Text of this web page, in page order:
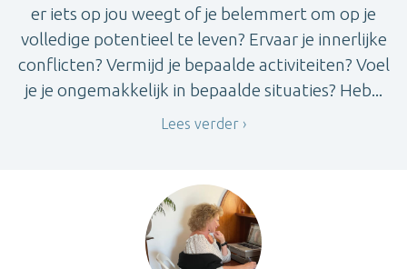
er iets op jou weegt of je belemmert om op je
volledige potentieel te leven? Ervaar je innerlijke
conflicten? Vermijd je bepaalde activiteiten? Voel
je je ongemakkelijk in bepaalde situaties? Heb...
Lees verder